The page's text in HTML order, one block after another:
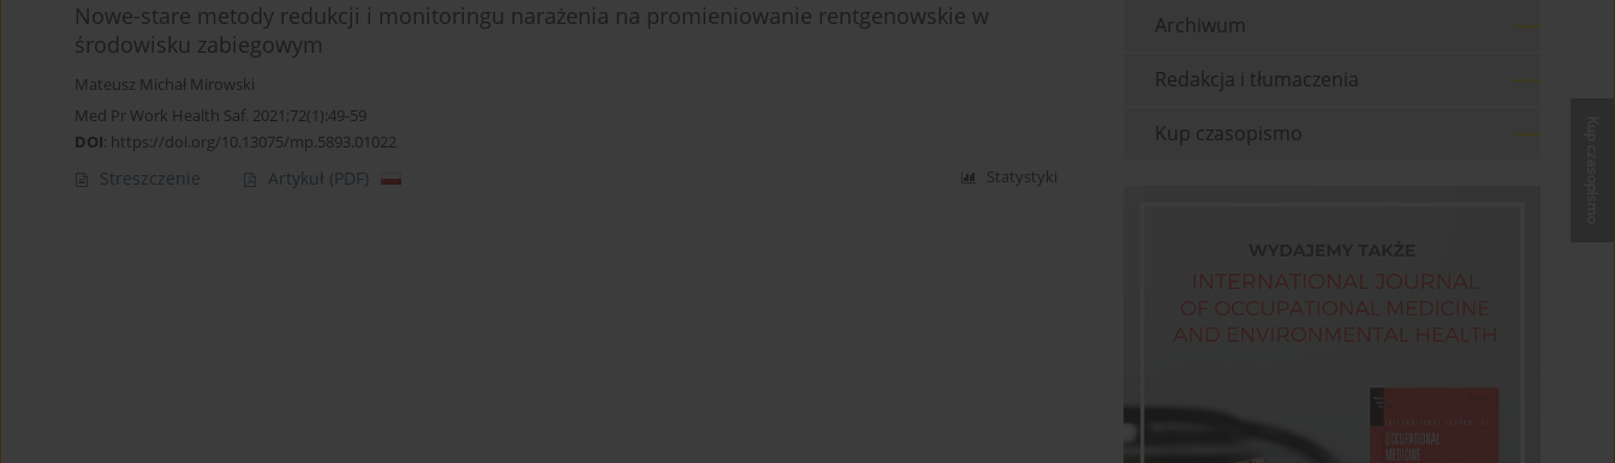
Nowe-stare metody redukcji i monitoringu narażenia na promieniowanie rentgenowskie w
środowisku zabiegowym
Mateusz Michał Mirowski
Med Pr Work Health Saf. 2021;72(1):49-59
DOI: https://doi.org/10.13075/mp.5893.01022
Streszczenie Artykuł (PDF) Statystyki
Archiwum
Redakcja i tłumaczenia
Kup czasopismo